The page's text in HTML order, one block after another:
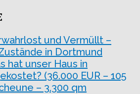
und Vermüllt –
in Dortmund
hat unser Haus in
(36.000 EUR – 105
– 3.300 qm